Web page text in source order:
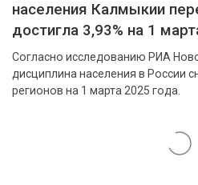
населения Калмыкии
достигла 3,93% на 1
Согласно исследованию РИА
дисциплина населения в России
регионов на 1 марта 2025 года.